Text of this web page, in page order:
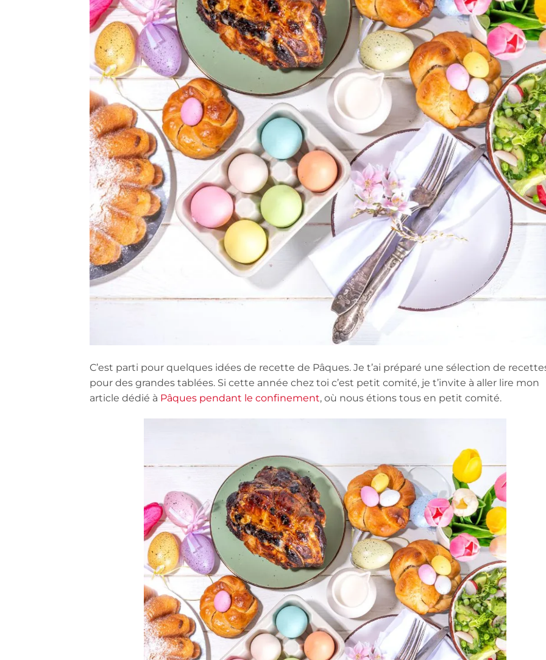
C’est parti pour quelques idées de recette de Pâques. Je t’ai préparé une sélection de
pour des grandes tablées. Si cette année chez toi c’est petit comité, je t’invite à aller lire mon
article dédié à Pâques pendant le confinement, où nous étions tous en petit comité.